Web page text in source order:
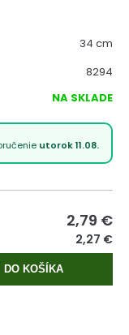
34 cm
8294
NA SKLADE
utorok 11.08.
2,79 €
2,27 €
DO KOŠÍKA